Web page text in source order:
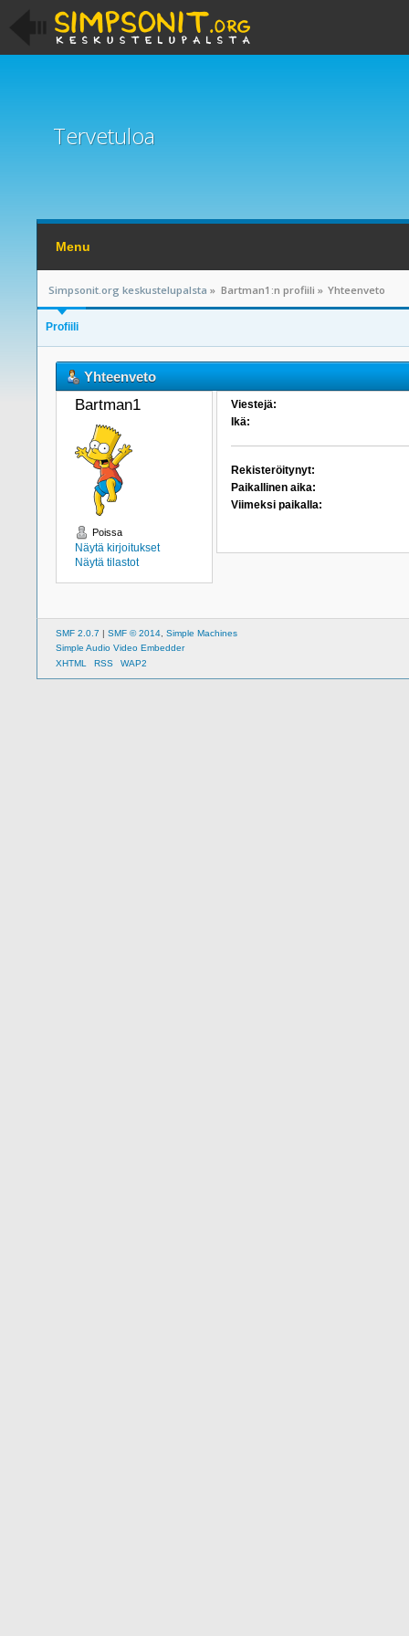
Tervetuloa
Menu
Simpsonit.org keskustelupalsta » Bartman1:n profiili » Yhteenveto
Profiili
Yhteenveto
Bartman1
Poissa
Näytä kirjoitukset
Näytä tilastot
Viestejä:
Ikä:
Rekisteröitynyt:
Paikallinen aika:
Viimeksi paikalla:
SMF 2.0.7 | SMF © 2014 Simple Machines
Simple Audio Video Embedder
XHTML
RSS WAP2